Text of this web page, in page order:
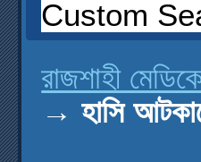
Custom
রাজশাহী
→হাসি